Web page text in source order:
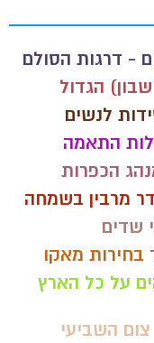
- דרגות הסולם
הגדול
לנשים
התאמה
הכפרות
מרבין בשמחה
שדים
בחירות מאקו
על כל הארץ
צום השביעי